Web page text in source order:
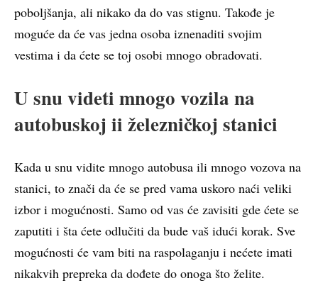
poboljšanja, ali nikako da do vas stignu. Takođe je
moguće da će vas jedna osoba iznenaditi svojim
vestima i da ćete se toj osobi mnogo obradovati.
U snu videti mnogo vozila na
autobuskoj ii železničkoj stanici
Kada u snu vidite mnogo autobusa ili mnogo vozova na
stanici, to znači da će se pred vama uskoro naći veliki
izbor i mogućnosti. Samo od vas će zavisiti gde ćete se
zaputiti i šta ćete odlučiti da bude vaš idući korak. Sve
mogućnosti će vam biti na raspolaganju i nećete imati
nikakvih prepreka da dođete do onoga što želite.